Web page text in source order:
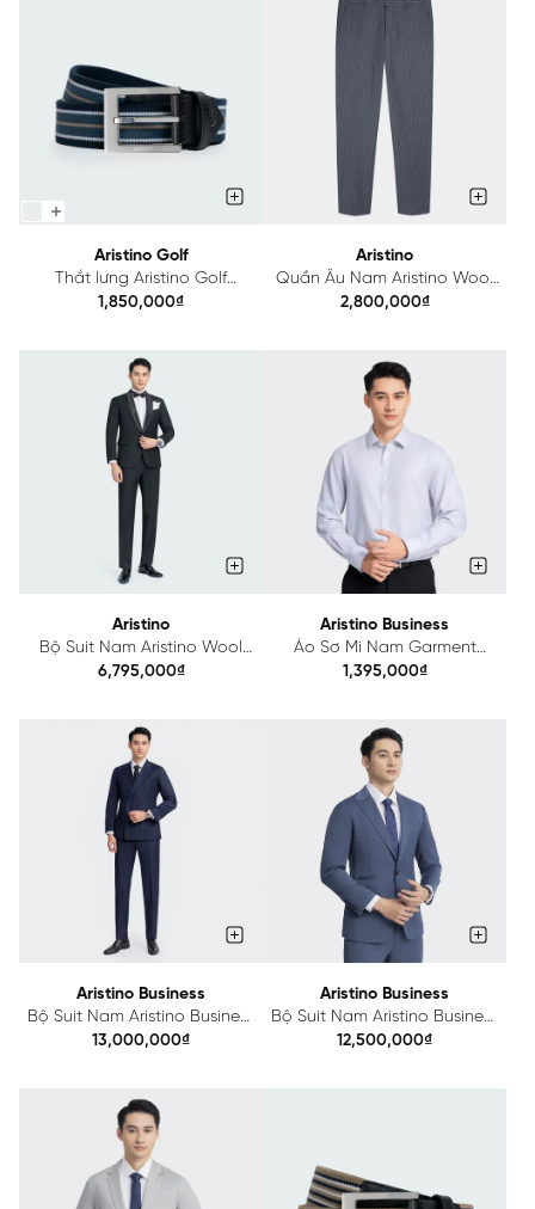
Aristino Golf
Thắt lưng Aristino Golf
ABLG100Z
1,850,000₫
Aristino
Quần Âu Nam Aristino Wool
ATRM060Z
2,800,000₫
Aristino
Bộ Suit Nam Aristino Wool
ASUM080Z
6,795,000₫
Aristino Business
Áo Sơ Mi Nam Garment
Dipping Aristino Business
1,395,000₫
Aristino Business
Bộ Suit Nam Aristino Business
Wool 1SU0050Z
13,000,000₫
Aristino Business
Bộ Suit Nam Aristino Business
Wool 1SU0020Z
12,500,000₫